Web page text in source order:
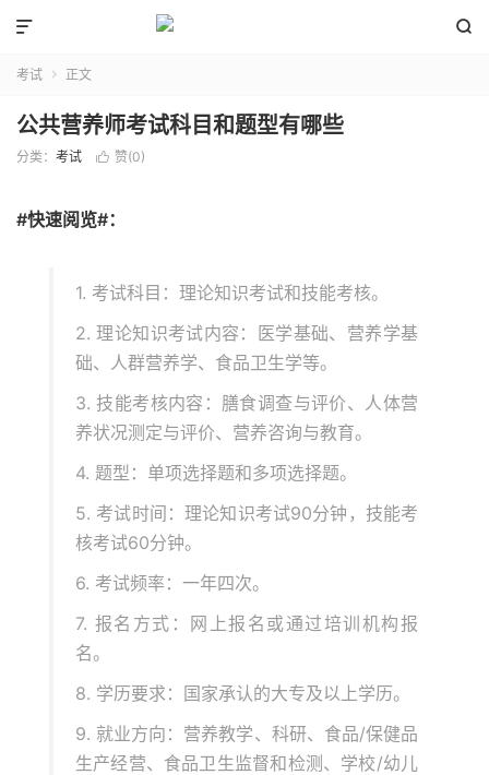


考试  正文
公共营养师考试科目和题型有哪些
分类： 考试  赞(0)
#快速阅览#：
1. 考试科目：理论知识考试和技能考核。
2. 理论知识考试内容：医学基础、营养学基
础、人群营养学、食品卫生学等。
3. 技能考核内容：膳食调查与评价、人体营
养状况测定与评价、营养咨询与教育。
4. 题型：单项选择题和多项选择题。
5. 考试时间：理论知识考试90分钟，技能考
核考试60分钟。
6. 考试频率：一年四次。
7. 报名方式：网上报名或通过培训机构报
名。
8. 学历要求：国家承认的大专及以上学历。
9. 就业方向：营养教学、科研、食品/保健品
生产经营、食品卫生监督和检测、学校/幼儿